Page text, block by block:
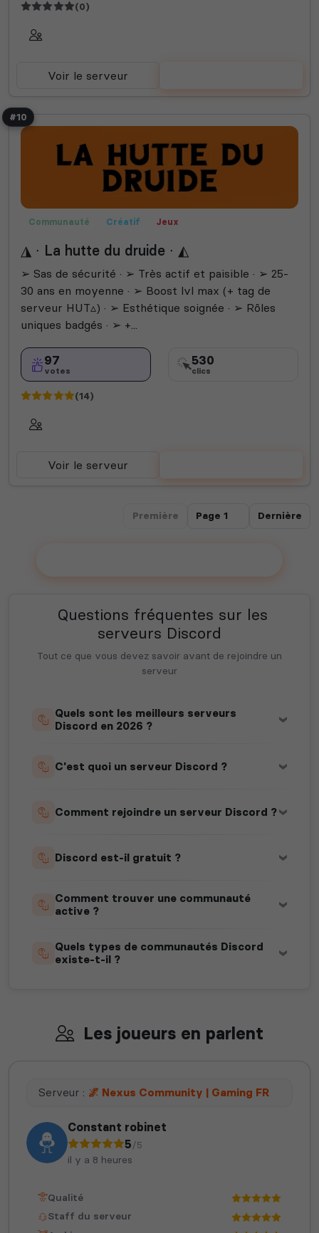
(0)
Voir le serveur
#10
Communauté Créatif Jeux
◮ ∙ La hutte du druide ∙ ◭
➢ Sas de sécurité · ➢ Très actif et paisible · ➢ 25-
30 ans en moyenne · ➢ Boost lvl max (+ tag de
serveur HUT▵) · ➢ Esthétique soignée · ➢ Rôles
uniques badgés · ➢ +...
97
votes
530
clics
(14)
Voir le serveur
Première Dernière
Questions fréquentes sur les
serveurs Discord
Tout ce que vous devez savoir avant de rejoindre un
serveur
Quels sont les meilleurs serveurs
Discord en 2026 ?
C'est quoi un serveur Discord ?
Comment rejoindre un serveur Discord ?
Discord est-il gratuit ?
Comment trouver une communauté
active ?
Quels types de communautés Discord
existe-t-il ?
Les joueurs en parlent
Serveur : 🌌 Nexus Community | Gaming FR
Constant robinet
5/5
il y a 8 heures
Qualité
Staff du serveur